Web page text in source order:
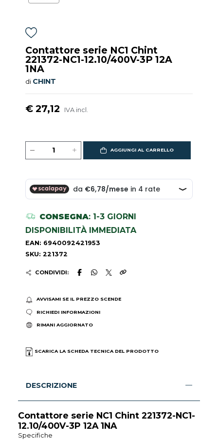
Contattore serie NC1 Chint
221372-NC1-12.10/400V-3P 12A
1NA
di CHINT
€ 27,12 IVA incl.
AGGIUNGI AL CARRELLO
CONSEGNA: 1-3 GIORNI
DISPONIBILITÀ IMMEDIATA
EAN: 6940092421953
SKU: 221372
CONDIVIDI:
AVVISAMI SE IL PREZZO SCENDE
RICHIEDI INFORMAZIONI
RIMANI AGGIORNATO
SCARICA LA SCHEDA TECNICA DEL PRODOTTO
DESCRIZIONE
Contattore serie NC1 Chint 221372-NC1-
12.10/400V-3P 12A 1NA
Specifiche